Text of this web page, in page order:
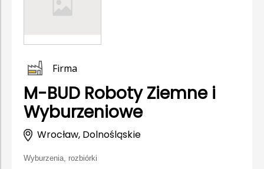
Firma
M-BUD Roboty Ziemne i
Wyburzeniowe
Wrocław, Dolnośląskie
Wyburzenia, rozbiórki